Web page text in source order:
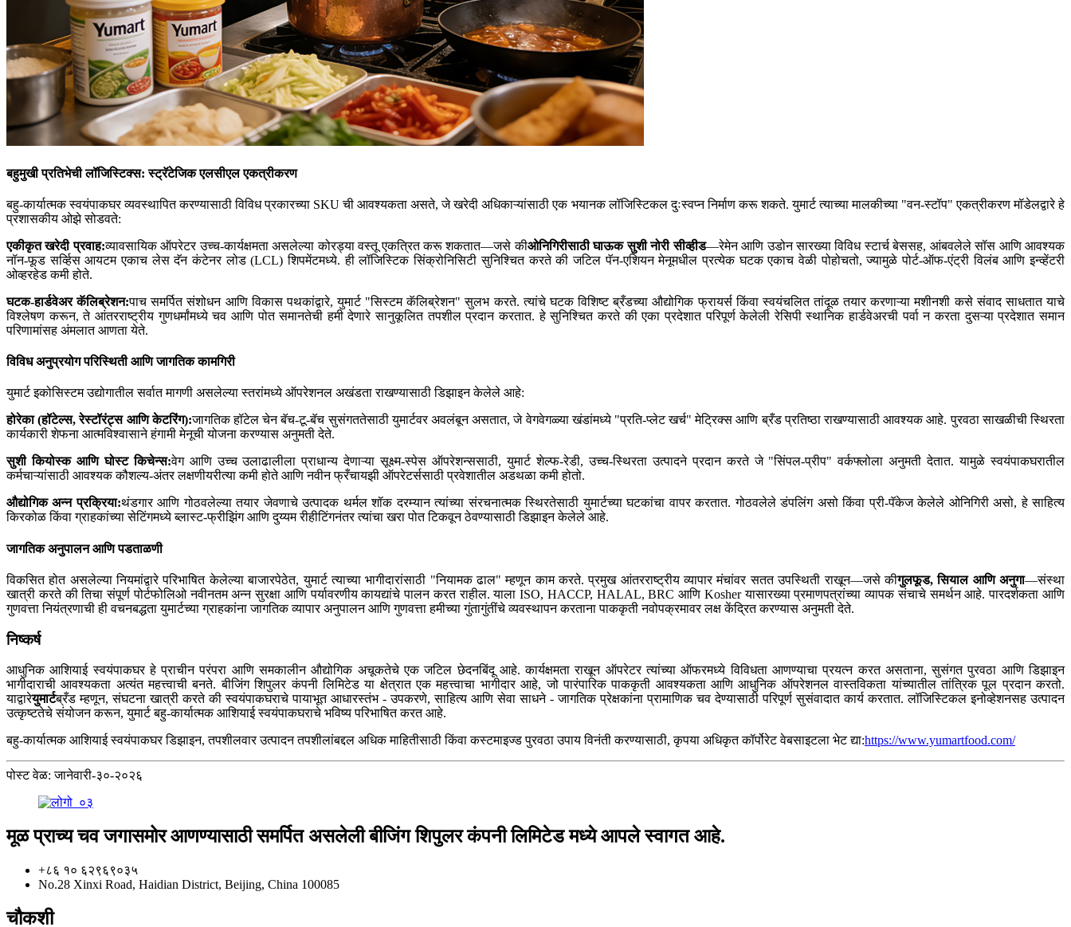
बहुमुखी प्रतिभेची लॉजिस्टिक्स: स्ट्रॅटेजिक एलसीएल एकत्रीकरण
बहु-कार्यात्मक स्वयंपाकघर व्यवस्थापित करण्यासाठी विविध प्रकारच्या SKU ची आवश्यकता असते, जे खरेदी अधिकाऱ्यांसाठी एक भयानक लॉजिस्टिकल दुःस्वप्न निर्माण करू शकते. युमार्ट त्याच्या मालकीच्या "वन-स्टॉप" एकत्रीकरण मॉडेलद्वारे हे
प्रशासकीय ओझे सोडवते:
एकीकृत खरेदी प्रवाह:व्यावसायिक ऑपरेटर उच्च-कार्यक्षमता असलेल्या कोरड्या वस्तू एकत्रित करू शकतात—जसे कीओनिगिरीसाठी घाऊक सुशी नोरी सीव्हीड—रेमेन आणि उडोन सारख्या विविध स्टार्च बेससह, आंबवलेले सॉस आणि आवश्यक
नॉन-फूड सर्व्हिस आयटम एकाच लेस दॅन कंटेनर लोड (LCL) शिपमेंटमध्ये. ही लॉजिस्टिक सिंक्रोनिसिटी सुनिश्चित करते की जटिल पॅन-एशियन मेनूमधील प्रत्येक घटक एकाच वेळी पोहोचतो, ज्यामुळे पोर्ट-ऑफ-एंट्री विलंब आणि इन्व्हेंटरी
ओव्हरहेड कमी होते.
घटक-हार्डवेअर कॅलिब्रेशन:पाच समर्पित संशोधन आणि विकास पथकांद्वारे, युमार्ट "सिस्टम कॅलिब्रेशन" सुलभ करते. त्यांचे घटक विशिष्ट ब्रँडच्या औद्योगिक फ्रायर्स किंवा स्वयंचलित तांदूळ तयार करणाऱ्या मशीनशी कसे संवाद साधतात याचे
विश्लेषण करून, ते आंतरराष्ट्रीय गुणधर्मांमध्ये चव आणि पोत समानतेची हमी देणारे सानुकूलित तपशील प्रदान करतात. हे सुनिश्चित करते की एका प्रदेशात परिपूर्ण केलेली रेसिपी स्थानिक हार्डवेअरची पर्वा न करता दुसऱ्या प्रदेशात समान
परिणामांसह अंमलात आणता येते.
विविध अनुप्रयोग परिस्थिती आणि जागतिक कामगिरी
युमार्ट इकोसिस्टम उद्योगातील सर्वात मागणी असलेल्या स्तरांमध्ये ऑपरेशनल अखंडता राखण्यासाठी डिझाइन केलेले आहे:
होरेका (हॉटेल्स, रेस्टॉरंट्स आणि केटरिंग):जागतिक हॉटेल चेन बॅच-टू-बॅच सुसंगततेसाठी युमार्टवर अवलंबून असतात, जे वेगवेगळ्या खंडांमध्ये "प्रति-प्लेट खर्च" मेट्रिक्स आणि ब्रँड प्रतिष्ठा राखण्यासाठी आवश्यक आहे. पुरवठा साखळीची स्थिरता
कार्यकारी शेफना आत्मविश्वासाने हंगामी मेनूची योजना करण्यास अनुमती देते.
सुशी कियोस्क आणि घोस्ट किचेन्स:वेग आणि उच्च उलाढालीला प्राधान्य देणाऱ्या सूक्ष्म-स्पेस ऑपरेशन्ससाठी, युमार्ट शेल्फ-रेडी, उच्च-स्थिरता उत्पादने प्रदान करते जे "सिंपल-प्रीप" वर्कफ्लोला अनुमती देतात. यामुळे स्वयंपाकघरातील
कर्मचाऱ्यांसाठी आवश्यक कौशल्य-अंतर लक्षणीयरीत्या कमी होते आणि नवीन फ्रँचायझी ऑपरेटर्ससाठी प्रवेशातील अडथळा कमी होतो.
औद्योगिक अन्न प्रक्रिया:थंडगार आणि गोठवलेल्या तयार जेवणाचे उत्पादक थर्मल शॉक दरम्यान त्यांच्या संरचनात्मक स्थिरतेसाठी युमार्टच्या घटकांचा वापर करतात. गोठवलेले डंपलिंग असो किंवा प्री-पॅकेज केलेले ओनिगिरी असो, हे साहित्य
किरकोळ किंवा ग्राहकांच्या सेटिंगमध्ये ब्लास्ट-फ्रीझिंग आणि दुय्यम रीहीटिंगनंतर त्यांचा खरा पोत टिकवून ठेवण्यासाठी डिझाइन केलेले आहे.
जागतिक अनुपालन आणि पडताळणी
विकसित होत असलेल्या नियमांद्वारे परिभाषित केलेल्या बाजारपेठेत, युमार्ट त्याच्या भागीदारांसाठी "नियामक ढाल" म्हणून काम करते. प्रमुख आंतरराष्ट्रीय व्यापार मंचांवर सतत उपस्थिती राखून—जसे कीगुलफूड, सियाल आणि अनुगा—संस्था
खात्री करते की तिचा संपूर्ण पोर्टफोलिओ नवीनतम अन्न सुरक्षा आणि पर्यावरणीय कायद्यांचे पालन करत राहील. याला ISO, HACCP, HALAL, BRC आणि Kosher यासारख्या प्रमाणपत्रांच्या व्यापक संचाचे समर्थन आहे. पारदर्शकता आणि
गुणवत्ता नियंत्रणाची ही वचनबद्धता युमार्टच्या ग्राहकांना जागतिक व्यापार अनुपालन आणि गुणवत्ता हमीच्या गुंतागुंतींचे व्यवस्थापन करताना पाककृती नवोपक्रमावर लक्ष केंद्रित करण्यास अनुमती देते.
निष्कर्ष
आधुनिक आशियाई स्वयंपाकघर हे प्राचीन परंपरा आणि समकालीन औद्योगिक अचूकतेचे एक जटिल छेदनबिंदू आहे. कार्यक्षमता राखून ऑपरेटर त्यांच्या ऑफरमध्ये विविधता आणण्याचा प्रयत्न करत असताना, सुसंगत पुरवठा आणि डिझाइन
भागीदाराची आवश्यकता अत्यंत महत्त्वाची बनते. बीजिंग शिपुलर कंपनी लिमिटेड या क्षेत्रात एक महत्त्वाचा भागीदार आहे, जो पारंपारिक पाककृती आवश्यकता आणि आधुनिक ऑपरेशनल वास्तविकता यांच्यातील तांत्रिक पूल प्रदान करतो.
याद्वारेयुमार्टब्रँड म्हणून, संघटना खात्री करते की स्वयंपाकघराचे पायाभूत आधारस्तंभ - उपकरणे, साहित्य आणि सेवा साधने - जागतिक प्रेक्षकांना प्रामाणिक चव देण्यासाठी परिपूर्ण सुसंवादात कार्य करतात. लॉजिस्टिकल इनोव्हेशनसह उत्पादन
उत्कृष्टतेचे संयोजन करून, युमार्ट बहु-कार्यात्मक आशियाई स्वयंपाकघराचे भविष्य परिभाषित करत आहे.
बहु-कार्यात्मक आशियाई स्वयंपाकघर डिझाइन, तपशीलवार उत्पादन तपशीलांबद्दल अधिक माहितीसाठी किंवा कस्टमाइज्ड पुरवठा उपाय विनंती करण्यासाठी, कृपया अधिकृत कॉर्पोरेट वेबसाइटला भेट द्या:https://www.yumartfood.com/
पोस्ट वेळ: जानेवारी-३०-२०२६
मूळ प्राच्य चव जगासमोर आणण्यासाठी समर्पित असलेली बीजिंग शिपुलर कंपनी लिमिटेड मध्ये आपले स्वागत आहे.
+८६ १० ६२९६९०३५
No.28 Xinxi Road, Haidian District, Beijing, China 100085
चौकशी